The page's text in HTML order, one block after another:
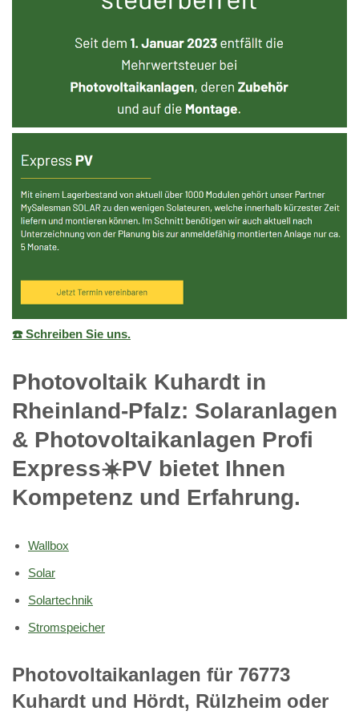
☎️ Schreiben Sie uns.
Photovoltaik Kuhardt in
Rheinland-Pfalz: Solaranlagen
& Photovoltaikanlagen Profi
Express☀️PV️ bietet Ihnen
Kompetenz und Erfahrung.
Wallbox
Solar
Solartechnik
Stromspeicher
Photovoltaikanlagen für 76773
Kuhardt und Hördt, Rülzheim oder